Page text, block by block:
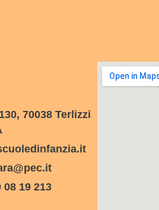
70038 Terlizzi
08 19 213